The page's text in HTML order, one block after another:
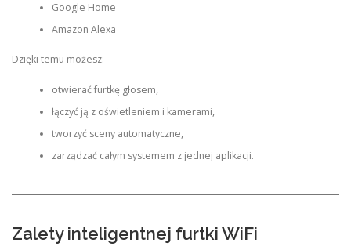
Google Home
Amazon Alexa
Dzięki temu możesz:
otwierać furtkę głosem,
łączyć ją z oświetleniem i kamerami,
tworzyć sceny automatyczne,
zarządzać całym systemem z jednej aplikacji.
Zalety inteligentnej furtki WiFi